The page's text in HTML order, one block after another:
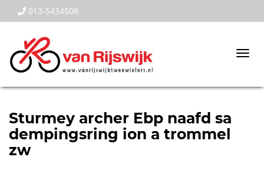
013-5434508
Sturmey archer Ebp naafd sa
dempingsring ion a trommel
zw